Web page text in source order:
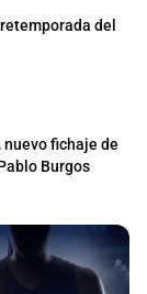
del
nuevo fichaje de
Burgos